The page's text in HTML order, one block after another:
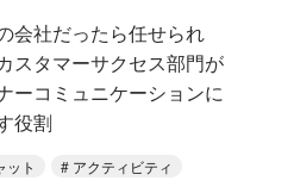
会社だったら任せられ
スタマーサクセス部門が
ーコミュニケーションに
役割
ット アクティビティ